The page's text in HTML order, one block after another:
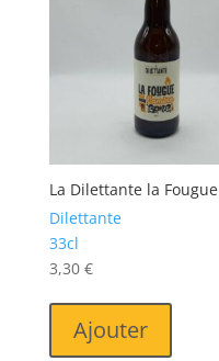
La Dilettante la Fougue
Dilettante
33cl
3,30 €
Ajouter